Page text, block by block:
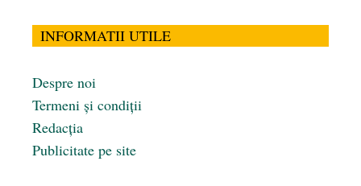
INFORMATII UTILE
Despre noi
Termeni și condiții
Redacția
Publicitate pe site